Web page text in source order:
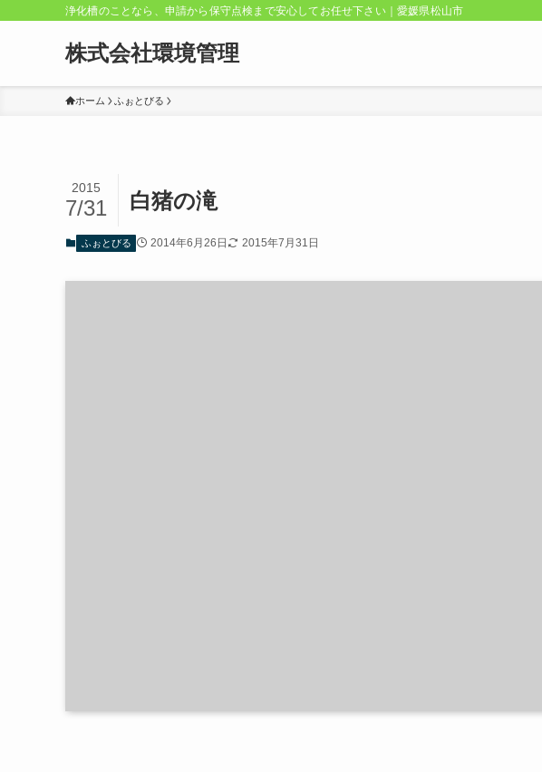
浄化槽のことなら、申請から保守点検まで安心してお任せ下さい｜愛媛県松山市
株式会社環境管理
ホーム ふぉとびる
白猪の滝
2015
7/31
ふぉとびる 2014年6月26日 2015年7月31日